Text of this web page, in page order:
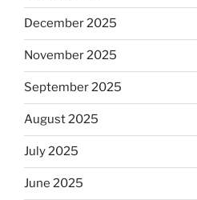
December 2025
November 2025
September 2025
August 2025
July 2025
June 2025